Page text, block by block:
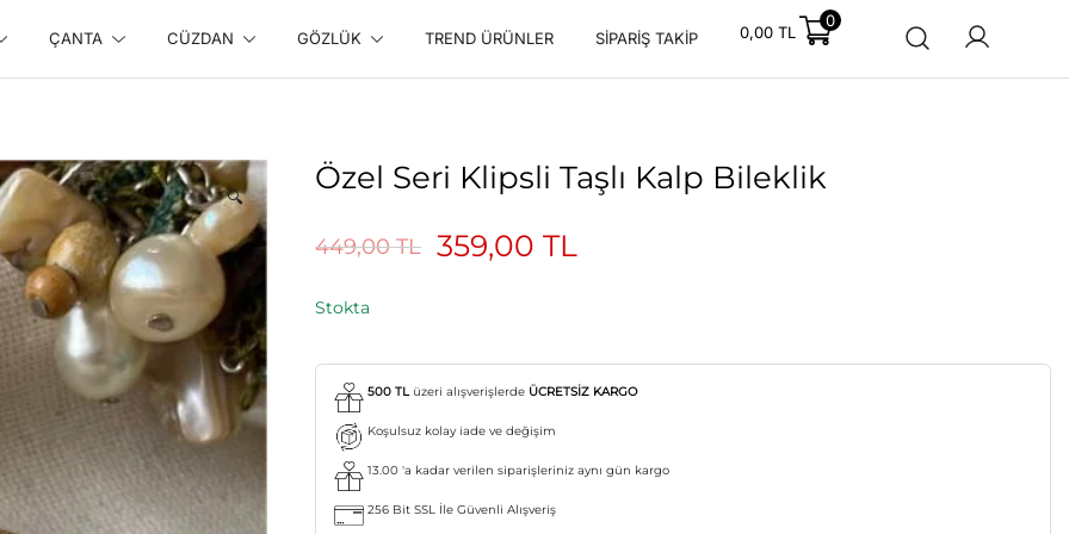
ÇANTA CÜZDAN GÖZLÜK TREND ÜRÜNLER SIPARIŞ TAKIP 0,00TL
0
🔍
Özel Seri Klipsli Taşlı Kalp Bileklik
449,00TL 359,00 TL
Stokta
500 TLüzeri alışverişlerde ÜCRETSİZ KARGO
Koşulsuz kolay iade ve değişim
13.00 'a kadar verilen siparişleriniz aynı gün kargo
256 Bit SSL İle Güvenli Alışveriş